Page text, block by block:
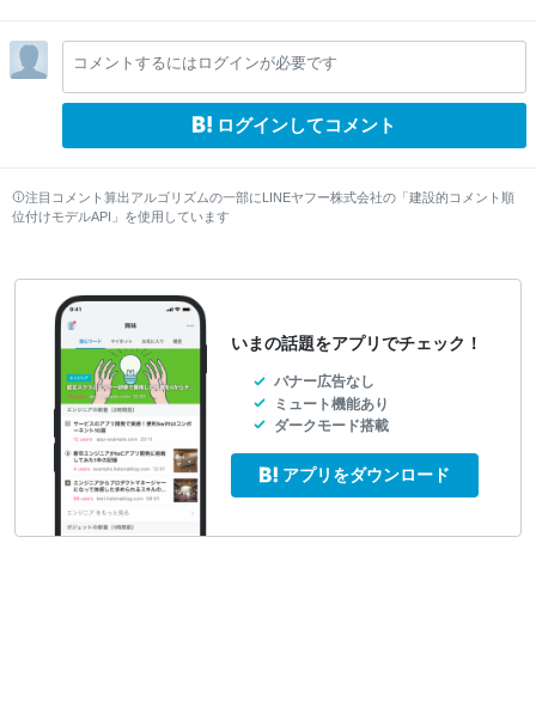
lo
w
コメントするにはログインが必要です
ログインしてコメント
注目コメント算出アルゴリズムの一部にLINEヤフー株式会社の「建設的コメント順
位付けモデルAPI」を使用しています
いまの話題をアプリでチェック！
バナー広告なし
ミュート機能あり
ダークモード搭載
アプリをダウンロード